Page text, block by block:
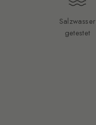
Salzwasser
getestet